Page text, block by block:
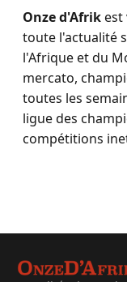
Onze d'Afrikest
toute l'actualité
l'Afrique et du
mercato,
toutes les
ligue des
compétitions